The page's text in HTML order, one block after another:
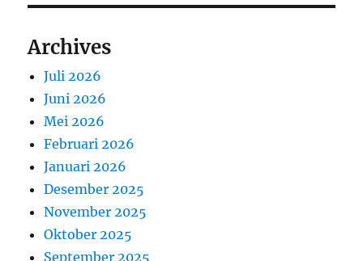
Archives
Juli 2026
Juni 2026
Mei 2026
Februari 2026
Januari 2026
Desember 2025
November 2025
Oktober 2025
September 2025